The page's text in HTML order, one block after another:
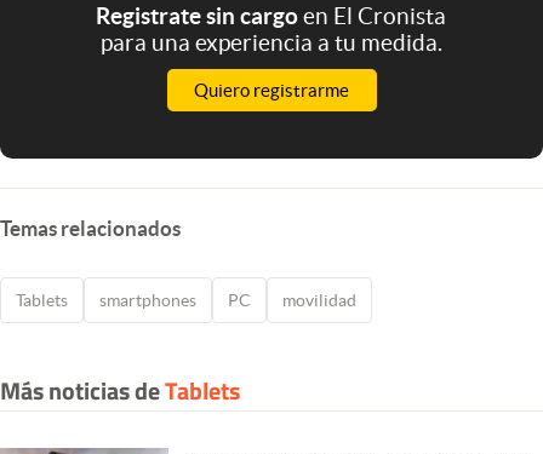
Registrate sin cargoen El Cronista
para una experiencia a tu medida.
Quiero registrarme
Temas relacionados
Tablets smartphones PC movilidad
Más noticias deTablets